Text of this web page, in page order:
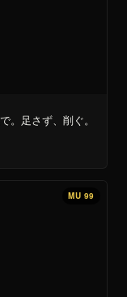
足さず、削ぐ。
MU 99